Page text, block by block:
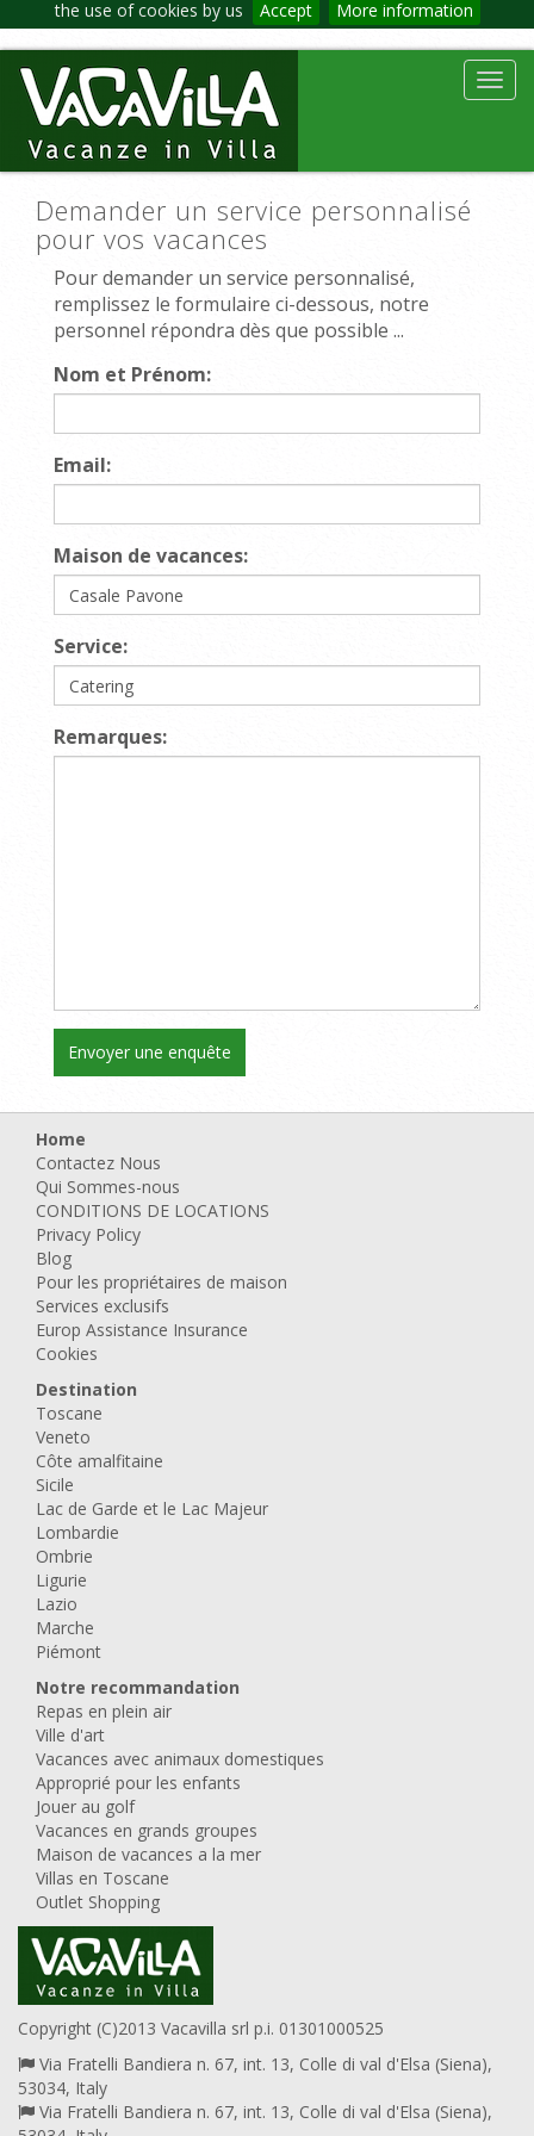
the use of cookies by us Accept More information
Demander un service personnalisé
pour vos vacances
Pour demander un service personnalisé,
remplissez le formulaire ci-dessous, notre
personnel répondra dès que possible ...
Nom et Prénom:
Email:
Maison de vacances:
Service:
Remarques:
Home
Contactez Nous
Qui Sommes-nous
CONDITIONS DE LOCATIONS
Privacy Policy
Blog
Pour les propriétaires de maison
Services exclusifs
Europ Assistance Insurance
Cookies
Destination
Toscane
Veneto
Côte amalfitaine
Sicile
Lac de Garde et le Lac Majeur
Lombardie
Ombrie
Ligurie
Lazio
Marche
Piémont
Notre recommandation
Repas en plein air
Ville d'art
Vacances avec animaux domestiques
Approprié pour les enfants
Jouer au golf
Vacances en grands groupes
Maison de vacances a la mer
Villas en Toscane
Outlet Shopping
Copyright (C)2013 Vacavilla srl p.i. 01301000525
Via Fratelli Bandiera n. 67, int. 13, Colle di val d'Elsa (Siena),
53034, Italy
Via Fratelli Bandiera n. 67, int. 13, Colle di val d'Elsa (Siena),